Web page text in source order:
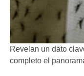
Revelan un dato
completo el